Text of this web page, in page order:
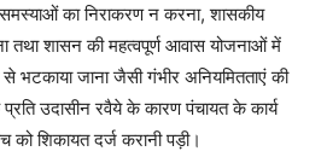
समस्याओं का निराकरण न करना, शासकीय
तथा शासन की महत्वपूर्ण आवास योजनाओं में
भटकाया जाना जैसी गंभीर अनियमितताएं की
उदासीन रवैये के कारण पंचायत के कार्य
को शिकायत दर्ज करानी पड़ी।